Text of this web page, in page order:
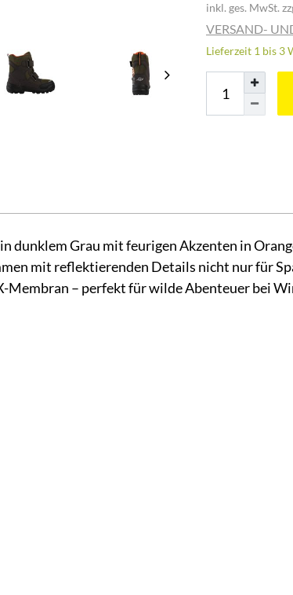
inkl. ges. MwSt.
VERSAND-
Lieferzeit 1 bis 3
dunklem Grau mit feurigen Akzenten in
mit reflektierenden Details nicht nur für
– perfekt für wilde Abenteuer bei